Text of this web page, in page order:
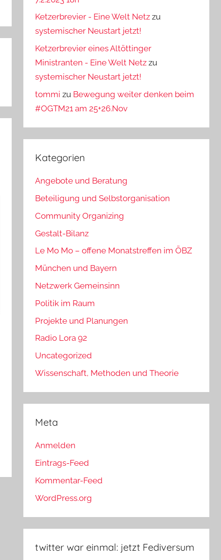
Ketzerbrevier - Eine Welt Netz zu
systemischer Neustart jetzt!
Ketzerbrevier eines Altöttinger
Ministranten - Eine Welt Netz zu
systemischer Neustart jetzt!
tommi zu Bewegung weiter denken beim
#OGTM21 am 25+26.Nov
Kategorien
Angebote und Beratung
Beteiligung und Selbstorganisation
Community Organizing
Gestalt-Bilanz
Le Mo Mo – offene Monatstreffen im ÖBZ
München und Bayern
Netzwerk Gemeinsinn
Politik im Raum
Projekte und Planungen
Radio Lora 92
Uncategorized
Wissenschaft, Methoden und Theorie
Meta
Anmelden
Eintrags-Feed
Kommentar-Feed
WordPress.org
twitter war einmal: jetzt Fediversum